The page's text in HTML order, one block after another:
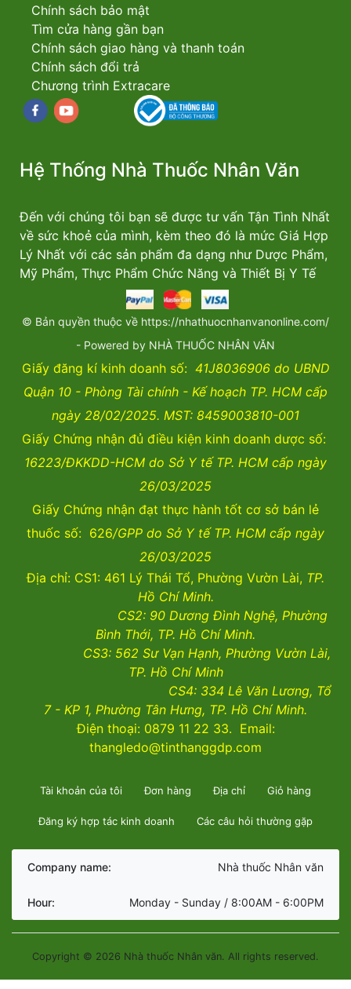
Chính sách bảo mật
Tìm cửa hàng gần bạn
Chính sách giao hàng và thanh toán
Chính sách đổi trả
Chương trình Extracare
Facebookyoutube
Hệ Thống Nhà Thuốc Nhân Văn
Đến với chúng tôi bạn sẽ được tư vấn Tận Tình Nhất
về sức khoẻ của mình, kèm theo đó là mức Giá Hợp
Lý Nhất với các sản phẩm đa dạng như Dược Phẩm,
Mỹ Phẩm, Thực Phẩm Chức Năng và Thiết Bị Y Tế
© Bản quyền thuộc về https://nhathuocnhanvanonline.com/
- Powered by NHÀ THUỐC NHÂN VĂN
Giấy đăng kí kinh doanh số: 41J8036906 do UBND
Quận 10 - Phòng Tài chính - Kế hoạch TP. HCM cấp
ngày 28/02/2025. MST: 8459003810-001
Giấy Chứng nhận đủ điều kiện kinh doanh dược số:
16223/ĐKKDD-HCM do Sở Y tế TP. HCM cấp ngày
26/03/2025
Giấy Chứng nhận đạt thực hành tốt cơ sở bán lẻ
thuốc số: 626/GPP do Sở Y tế TP. HCM cấp ngày
26/03/2025
Địa chỉ: CS1: 461 Lý Thái Tổ, Phường Vườn Lài, TP.
Hồ Chí Minh.
CS2: 90 Dương Đình Nghệ, Phường
Bình Thới, TP. Hồ Chí Minh.
CS3: 562 Sư Vạn Hạnh, Phường Vườn Lài,
TP. Hồ Chí Minh
CS4: 334 Lê Văn Lương, Tổ
7 - KP 1, Phường Tân Hưng, TP. Hồ Chí Minh.
Điện thoại: 0879 11 22 33. Email:
thangledo@tinthanggdp.com
Tài khoản của tôi Đơn hàng Địa chỉ Giỏ hàng
Đăng ký hợp tác kinh doanh Các câu hỏi thường gặp
Company name: Nhà thuốc Nhân văn
Hour: Monday - Sunday / 8:00AM - 6:00PM
Copyright © 2026 Nhà thuốc Nhân văn. All rights reserved.